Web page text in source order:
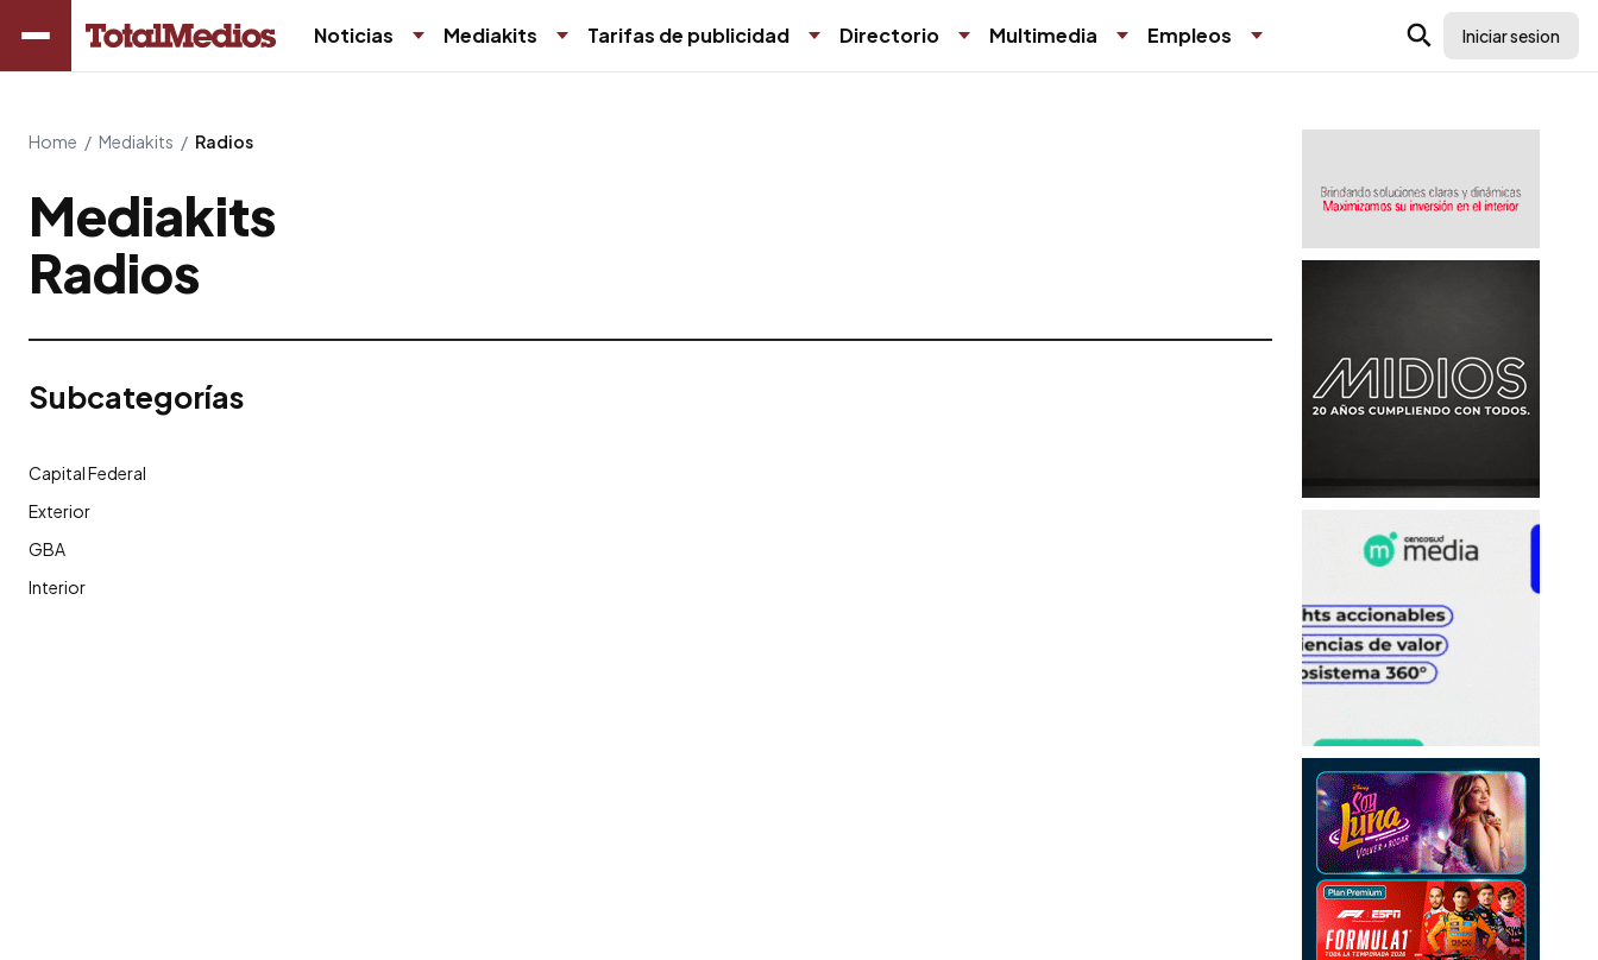
Noticias Mediakits Tarifas de publicidad Directorio Multimedia Empleos Iniciar sesion
Home / Mediakits / Radios
Mediakits
Radios
Subcategorías
Capital Federal
Exterior
GBA
Interior